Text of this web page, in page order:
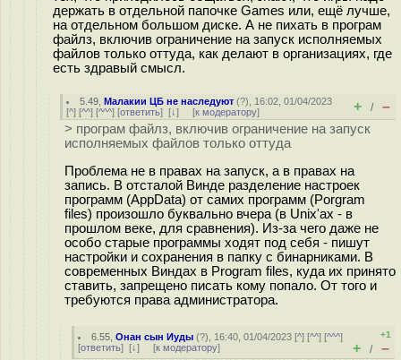
держать в отдельной папочке Games или, ещё лучше,
на отдельном большом диске. А не пихать в програм
файлз, включив ограничение на запуск исполняемых
файлов только оттуда, как делают в организациях, где
есть здравый смысл.
5.49 ,Малакии ЦБ не наследуют (?), 16:02, 01/04/2023
[^] [^^] [^^^] [ответить] [↓] [к модератору] + / –
> програм файлз, включив ограничение на запуск
исполняемых файлов только оттуда
Проблема не в правах на запуск, а в правах на
запись. В отсталой Винде разделение настроек
программ (AppData) от самих программ (Porgram
files) произошло буквально вчера (в Unix'ах - в
прошлом веке, для сравнения). Из-за чего даже не
особо старые программы ходят под себя - пишут
настройки и сохранения в папку с бинарниками. В
современных Виндах в Program files, куда их принято
ставить, запрещено писать кому попало. От того и
требуются права администратора.
6.55 ,Онан сын Иуды (?), 16:40, 01/04/2023 [^] [^^] [^^^]
[ответить] [↓] [к модератору]
+1
+ / –